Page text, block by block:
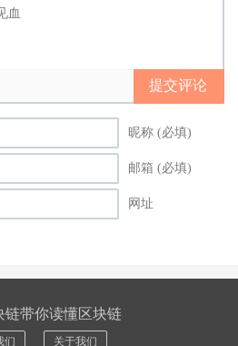
提交评论
昵称 (必填)
邮箱 (必填)
网址
链带你读懂区块链
们 关于我们